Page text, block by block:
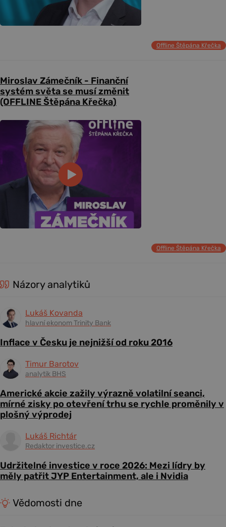
Offline Štěpána Křečka
Miroslav Zámečník - Finanční
systém světa se musí změnit
(OFFLINE Štěpána Křečka)
Offline Štěpána Křečka
Názory analytiků
Lukáš Kovanda
hlavní ekonom Trinity Bank
Inflace v Česku je nejnižší od roku 2016
Timur Barotov
analytik BHS
Americké akcie zažily výrazně volatilní seanci,
mírné zisky po otevření trhu se rychle proměnily v
plošný výprodej
Lukáš Richtár
Redaktor investice.cz
Udržitelné investice v roce 2026: Mezi lídry by
měly patřit JYP Entertainment, ale i Nvidia
Vědomosti dne